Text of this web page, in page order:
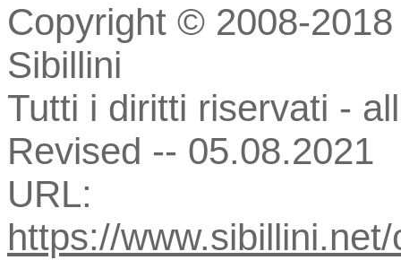
Copyright © 2008-
Sibillini
Tutti i diritti riservati -
Revised -- 05.08.2021
URL:
https://